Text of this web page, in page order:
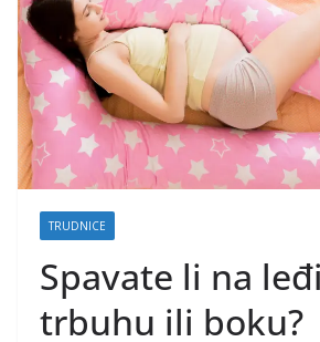
j
k
e
i
r
u
d
n
c
TRUDNICE
Spavate li na
trbuhu ili boku?